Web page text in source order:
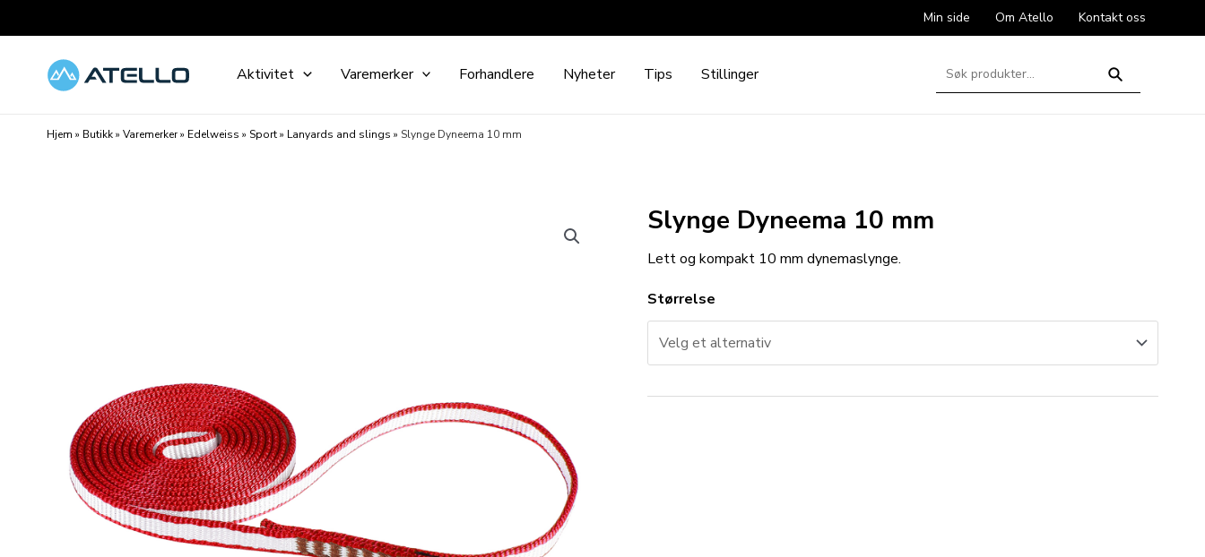
rett
innholdet
Min side Om Atello Kontakt oss
Aktivitet Varemerker Forhandlere Nyheter Tips Stillinger
Søk
Hjem » Butikk» Varemerker» Edelweiss » Sport» Lanyards and slings » Slynge Dyneema 10 mm
Slynge Dyneema 10 mm
Lett og kompakt 10 mm dynemaslynge.
Størrelse